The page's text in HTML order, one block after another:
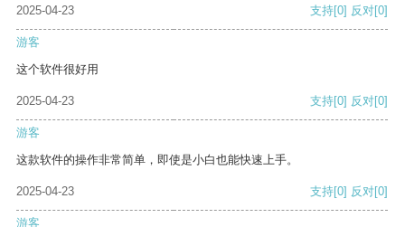
2025-04-23
支持[0] 反对[0]
游客
这个软件很好用
2025-04-23 支持[0] 反对[0]
游客
这款软件的操作非常简单，即使是小白也能快速上手。
2025-04-23 支持[0] 反对[0]
游客